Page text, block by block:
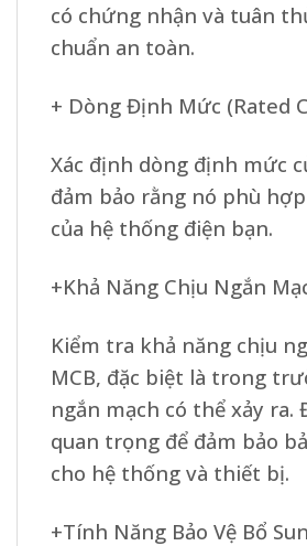
có chứng nhận và tuân
chuẩn an toàn.
+ Dòng Định Mức (Rated
Xác định dòng định mức
đảm bảo rằng nó phù
của hệ thống điện bạn.
+Khả Năng Chịu Ngắn
Kiểm tra khả năng chịu
MCB, đặc biệt là trong
ngắn mạch có thể xảy ra.
quan trọng để đảm bảo
cho hệ thống và thiết bị.
+Tính Năng Bảo Vệ Bổ